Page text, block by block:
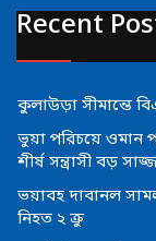
Recent
কুলাউড়া সীমান্তে
ভুয়া পরিচয়ে ওমান
শীর্ষ সন্ত্রাসী বড়
ভয়াবহ দাবানল
নিহত ২ ক্রু